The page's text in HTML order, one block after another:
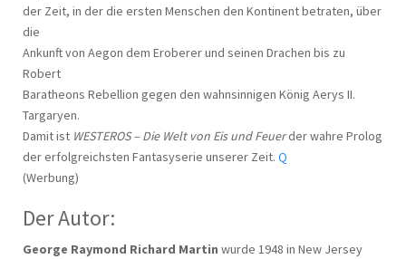
der Zeit, in der die ersten Menschen den Kontinent betraten, über
die
Ankunft von Aegon dem Eroberer und seinen Drachen bis zu
Robert
Baratheons Rebellion gegen den wahnsinnigen König Aerys II.
Targaryen.
Damit ist WESTEROS – Die Welt von Eis und Feuerder wahre Prolog
der erfolgreichsten Fantasyserie unserer Zeit. Q
(Werbung)
Der Autor:
George Raymond Richard Martin wurde 1948 in New Jersey